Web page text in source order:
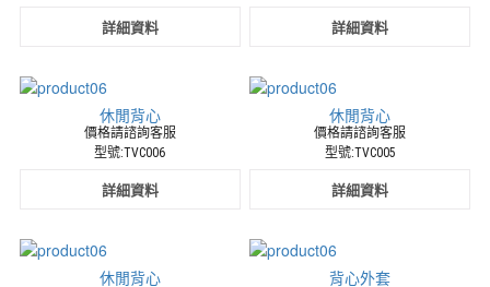
詳細資料 詳細資料
休閒背心
價格請諮詢客服
型號:TVC006
詳細資料
休閒背心
價格請諮詢客服
型號:TVC005
詳細資料
休閒背心 背心外套